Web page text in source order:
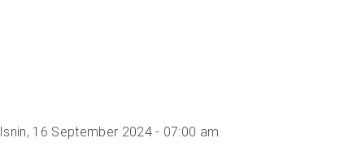
Isnin, 16 September 2024 - 07:00 am